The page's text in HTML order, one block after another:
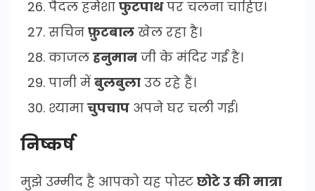
पैदल हमेशा फुटपाथपर चलना चाहिए।
सचिन फ़ुटबाल खेल रहा है।
काजल हनुमान जी के मंदिर गई है।
पानी में बुलबुला उठ रहे हैं।
श्यामा चुपचाप अपने घर चली गई।
निष्कर्ष
मुझे उम्मीद है आपको यह पोस्ट छोटे उ की मात्रा